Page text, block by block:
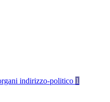
indirizzo-politico 1